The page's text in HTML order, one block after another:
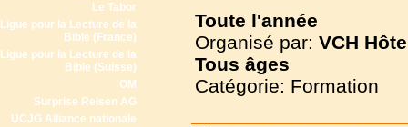
Le Tabor
Ligue pour la Lecture de la
Bible (France)
Ligue pour la Lecture de la
Bible (Suisse)
OM
Surprise Reisen AG
UCJG Alliance nationale
Toute l'année
Organisé par: VCH
Tous âges
Catégorie: Formation